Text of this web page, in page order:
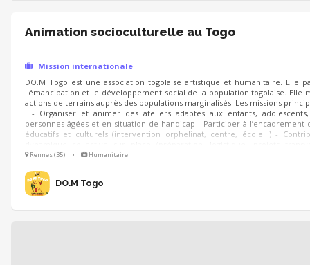
Animation socioculturelle au Togo
Mission internationale
DO.M Togo est une association togolaise artistique et humanitaire. Elle
l'émancipation et le développement social de la population togolaise. Elle
actions de terrains auprès des populations marginalisés. Les missions
: - Organiser et animer des ateliers adaptés aux enfants,
personnes âgées et en situation de handicap - Participer à l’encadrement
éducatifs et culturels (intervention orphelinat, centre, école...) -
Soutenir l’équipe locale dans la mise en place d’actions de
environnement, vivre-ensemble…)
Rennes (35) • Humanitaire
DO.M Togo